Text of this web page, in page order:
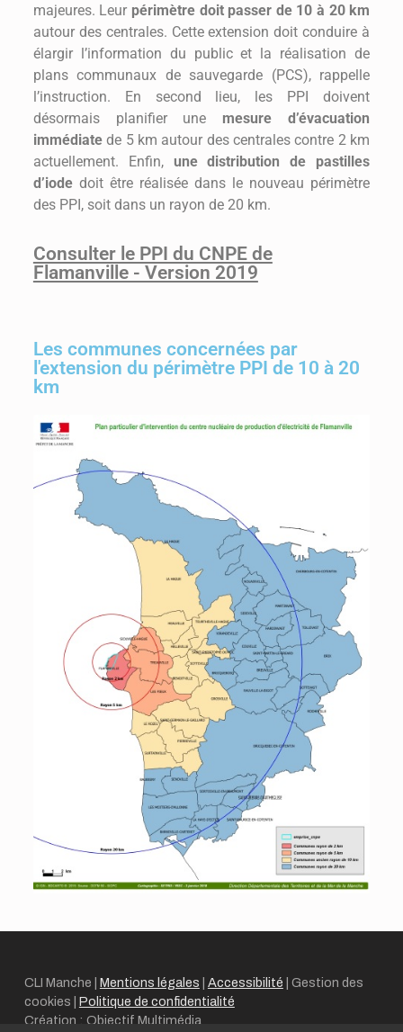
majeures. Leur périmètre doit passer de 10 à 20 km
autour des centrales. Cette extension doit conduire à
élargir l’information du public et la réalisation de
plans communaux de sauvegarde (PCS), rappelle
l’instruction. En second lieu, les PPI doivent
désormais planifier une mesure d’évacuation
immédiatede 5 km autour des centrales contre 2 km
actuellement. Enfin, une distribution de pastilles
d’iodedoit être réalisée dans le nouveau périmètre
des PPI, soit dans un rayon de 20 km.
Consulter le PPI du CNPE de
Flamanville - Version 2019
Les communes concernées par
l'extension du périmètre PPI de 10 à 20
km
CLI Manche | Mentions légales Accessibilité
Gestion des
cookies
Politique de confidentialité
Création : Objectif Multimédia